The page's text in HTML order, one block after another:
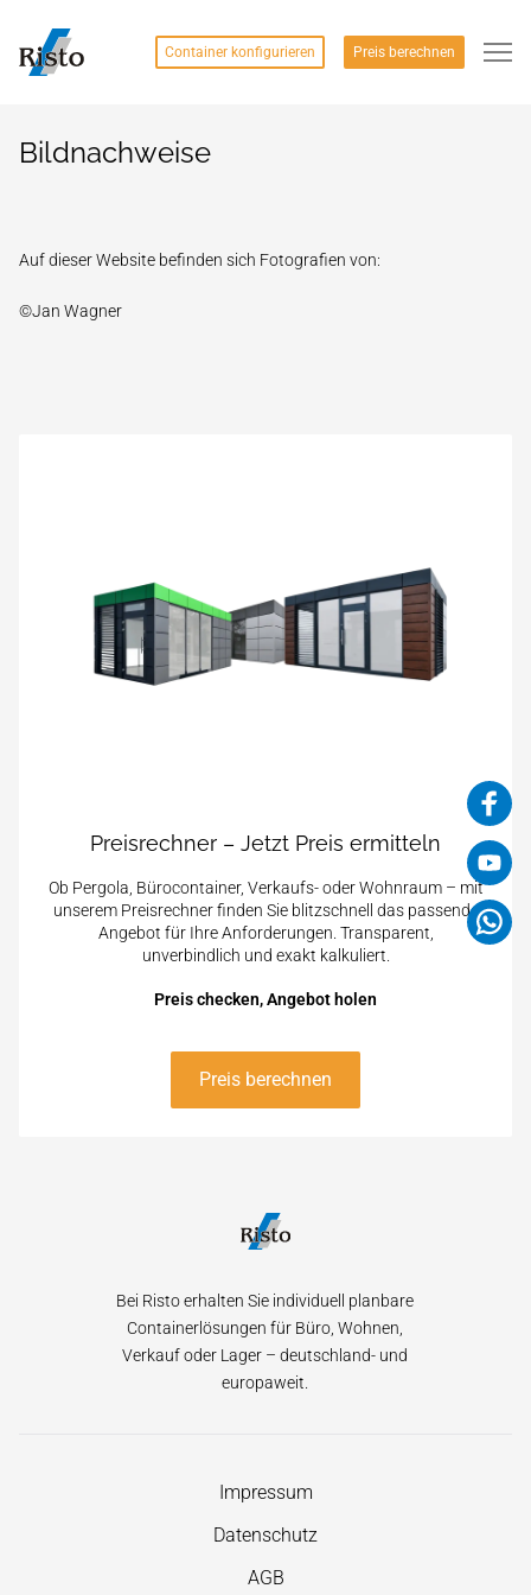
Container konfigurieren Preis berechnen
Bildnachweise
Auf dieser Website befinden sich Fotografien von:
©Jan Wagner
Preisrechner – Jetzt Preis ermitteln
Ob Pergola, Bürocontainer, Verkaufs- oder Wohnraum – mit
unserem Preisrechner finden Sie blitzschnell das passende
Angebot für Ihre Anforderungen. Transparent,
unverbindlich und exakt kalkuliert.
Preis checken, Angebot holen
Preis berechnen
Bei Risto erhalten Sie individuell planbare
Containerlösungen für Büro, Wohnen,
Verkauf oder Lager – deutschland- und
europaweit.
Navigation
überspringen
Impressum
Datenschutz
AGB